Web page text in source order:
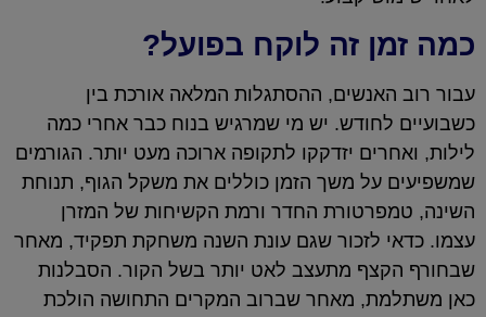
כמה זמן זה לוקח בפועל?
עבור רוב האנשים, ההסתגלות המלאה אורכת בין
כשבועיים לחודש. יש מי שמרגיש בנוח כבר אחרי כמה
לילות, ואחרים יזדקקו לתקופה ארוכה מעט יותר. הגורמים
שמשפיעים על משך הזמן כוללים את משקל הגוף, תנוחת
השינה, טמפרטורת החדר ורמת הקשיחות של המזרן
עצמו. כדאי לזכור שגם עונת השנה משחקת תפקיד, מאחר
שבחורף הקצף מתעצב לאט יותר בשל הקור. הסבלנות
כאן משתלמת, מאחר שברוב המקרים התחושה הולכת